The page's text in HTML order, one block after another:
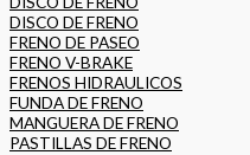
DISCO DE FRENO
FRENO DE PASEO
FRENO V-BRAKE
FRENOS HIDRAULICOS
FUNDA DE FRENO
MANGUERA DE FRENO
PASTILLAS DE FRENO